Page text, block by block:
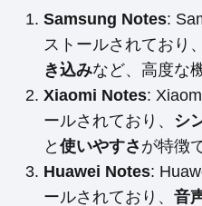
Samsung Notes:
ストールされており、
き込みなど、高度な
Xiaomi Notes:
ールされており、 シ
と 使いやすさ が特徴
Huawei Notes:
ールされており、 音